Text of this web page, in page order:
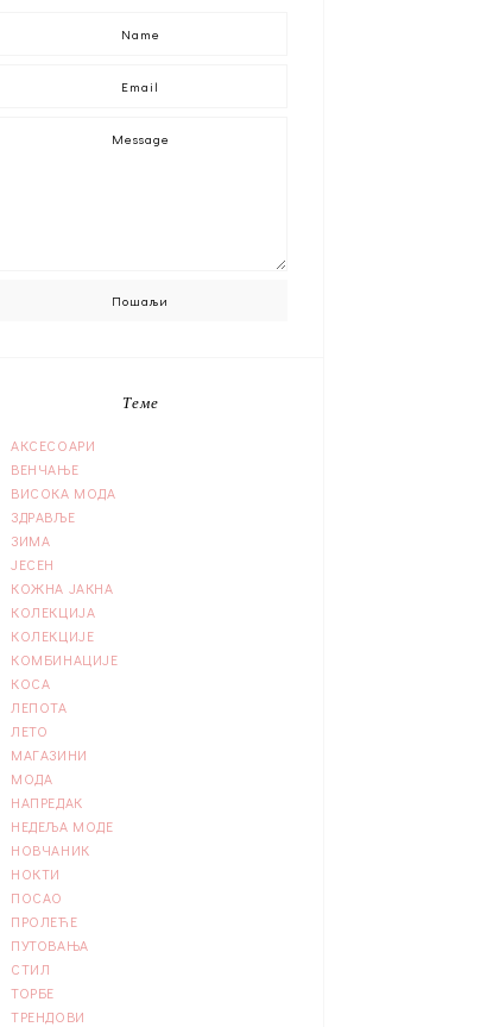
Теме
АКСЕСОАРИ
ВЕНЧАЊЕ
ВИСОКА МОДА
ЗДРАВЉЕ
ЗИМА
ЈЕСЕН
КОЖНА ЈАКНА
КОЛЕКЦИЈА
КОЛЕКЦИЈЕ
КОМБИНАЦИЈЕ
КОСА
ЛЕПОТА
ЛЕТО
МАГАЗИНИ
МОДА
НАПРЕДАК
НЕДЕЉА МОДЕ
НОВЧАНИК
НОКТИ
ПОСАО
ПРОЛЕЋЕ
ПУТОВАЊА
СТИЛ
ТОРБЕ
ТРЕНДОВИ